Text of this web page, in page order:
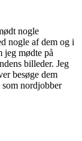
nogle
nogle af dem og i
jeg mødte på
billeder. Jeg
besøge dem
nordjobber